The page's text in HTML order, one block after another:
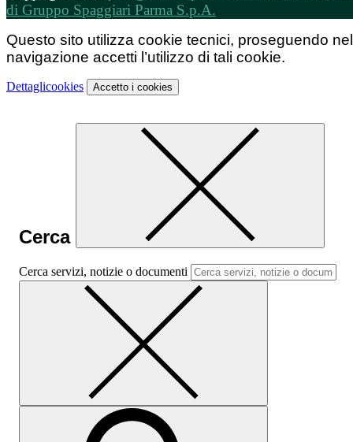
di Gruppo Spaggiari Parma S.p.A.
Questo sito utilizza cookie tecnici, proseguendo
navigazione accetti l’utilizzo di tali cookie.
Dettaglicookies Accetto i cookies
Cerca
Cerca servizi, notizie o documenti